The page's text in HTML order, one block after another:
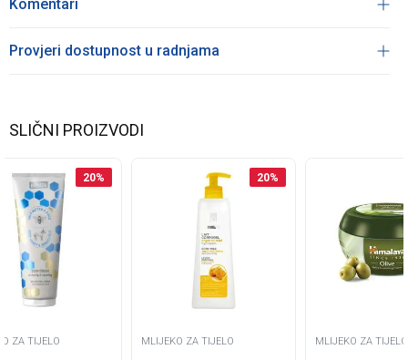
Komentari
Provjeri dostupnost u radnjama
SLIČNI PROIZVODI
20%
ZA TIJELO
20%
MLIJEKO ZA TIJELO MLIJEKO ZA TIJELO